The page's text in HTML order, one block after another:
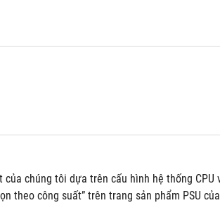
chúng tôi dựa trên cấu hình hệ thống
theo công suất” trên trang sản phẩm PSU